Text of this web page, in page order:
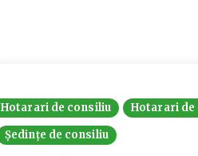
Hotarari de consiliu
Hotarari de
Ședințe de consiliu